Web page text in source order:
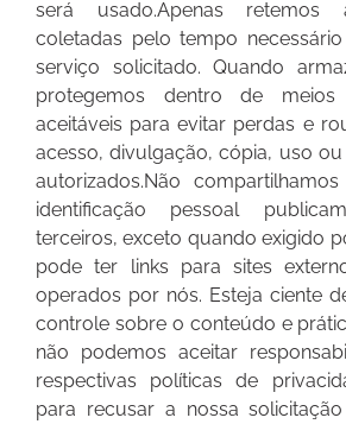
será usado.Apenas retemos
coletadas pelo tempo
serviço solicitado. Quando
protegemos dentro de meios
aceitáveis para evitar perdas e
acesso, divulgação, cópia, uso
autorizados.Não
identificação pessoal
terceiros, exceto quando exigido
pode ter links para sites
operados por nós. Esteja ciente
controle sobre o conteúdo e
não podemos aceitar
respectivas políticas de
para recusar a nossa